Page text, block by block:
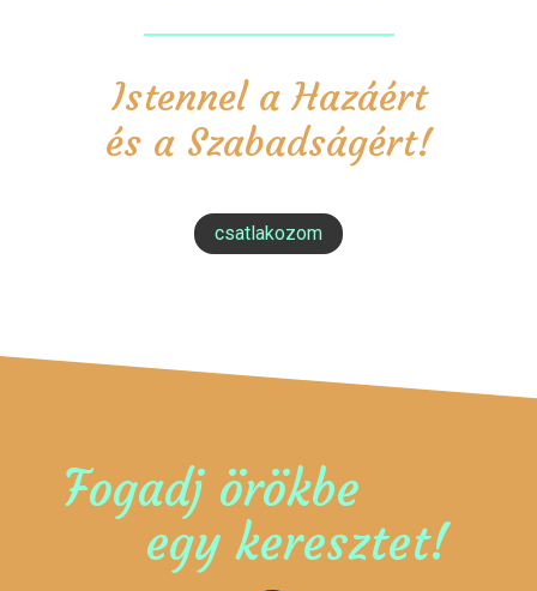
Istennel a Hazáért
és a Szabadságért!
csatlakozom
Fogadj örökbe
egy keresztet!